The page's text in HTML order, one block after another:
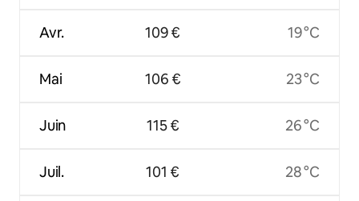
Avr.
Mai
Juin
Juil.
109 €
106 €
115 €
101 €
19 °C
23 °C
26 °C
28 °C